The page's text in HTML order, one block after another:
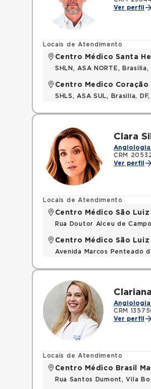
Ver perfil
Locais de Atendimento
Centro Médico Santa
SHLN, ASA NORTE,
Centro Medico
SHLS, ASA SUL, Brasilia,
Clara
Angiologia
CRM
Ver perfil
Locais de Atendimento
Centro Médico São
Rua Doutor Alceu de
Centro Médico São
Avenida Marcos Penteado
Angiologia
CRM
Ver perfil
Locais de Atendimento
Centro Médico Brasil
Rua Santos Dumont, Vila